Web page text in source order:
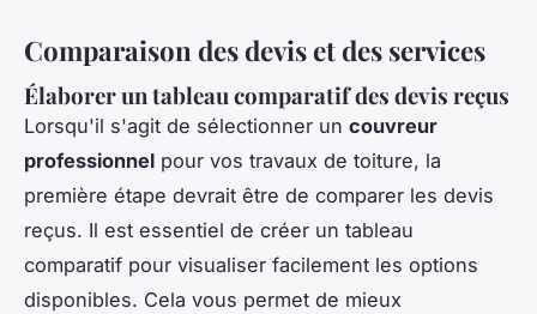
Comparaison des devis et des services
Élaborer un tableau comparatif des devis reçus
Lorsqu'il s'agit de sélectionner un couvreur
professionnel pour vos travaux de toiture, la
première étape devrait être de comparer les devis
reçus. Il est essentiel de créer un tableau
comparatif pour visualiser facilement les options
disponibles. Cela vous permet de mieux